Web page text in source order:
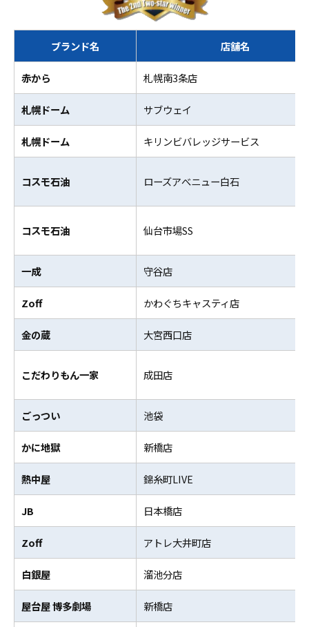
ブランド名 店舗名
赤から 札幌南3条店
札幌ドーム サブウェイ
札幌ドーム キリンビバレッジサービス
コスモ石油 ローズアべニュー白石
コスモ石油 仙台市場SS
一成 守谷店
Zoff かわぐちキャスティ店
金の蔵 大宮西口店
こだわりもん一家 成田店
ごっつい 池袋
かに地獄 新橋店
熱中屋 錦糸町LIVE
JB 日本橋店
Zoff アトレ大井町店
白銀屋 溜池分店
屋台屋 博多劇場 新橋店